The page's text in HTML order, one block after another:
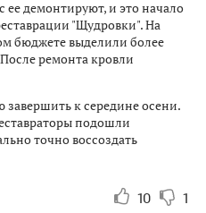
ее демонтируют, и это начало
"Щудровки". На
бюджете выделили более
ремонта кровли
к середине осени.
подошли
точно воссоздать
10 1